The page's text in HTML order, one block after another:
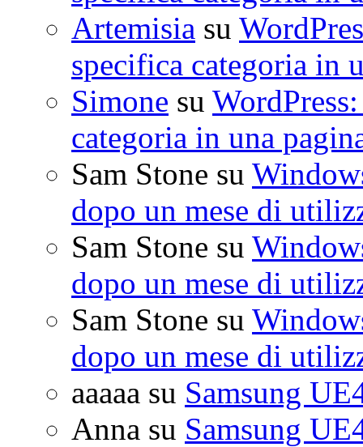
Artemisia su
specifica categoria in
Simone su
categoria in una
Sam Stone su
dopo un mese di
Sam Stone su
dopo un mese di
Sam Stone su
dopo un mese di
aaaaa su Samsung
Anna su Samsung